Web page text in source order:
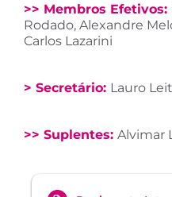
>> Membros Efetivos:
Rodado, Alexandre
Carlos Lazarini
> Secretário: Lauro
>> Suplentes: Alvimar